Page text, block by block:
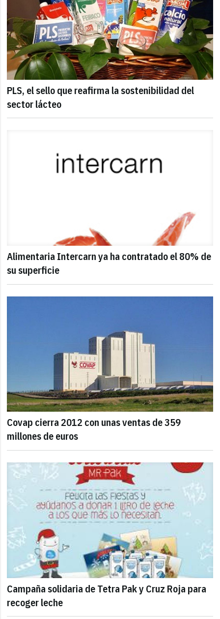
PLS, el sello que reafirma la sostenibilidad del
sector lácteo
Alimentaria Intercarn ya ha contratado el 80% de
su superficie
Covap cierra 2012 con unas ventas de 359
millones de euros
Campaña solidaria de Tetra Pak y Cruz Roja para
recoger leche